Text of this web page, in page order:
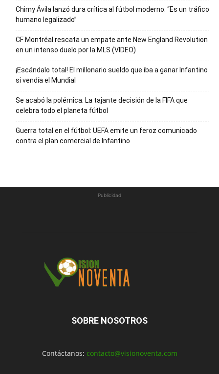
Chimy Ávila lanzó dura crítica al fútbol moderno: “Es un tráfico
humano legalizado”
CF Montréal rescata un empate ante New England Revolution
en un intenso duelo por la MLS (VIDEO)
¡Escándalo total! El millonario sueldo que iba a ganar Infantino
si vendía el Mundial
Se acabó la polémica: La tajante decisión de la FIFA que
celebra todo el planeta fútbol
Guerra total en el fútbol: UEFA emite un feroz comunicado
contra el plan comercial de Infantino
Publicidad
SOBRE NOSOTROS
Contáctanos: contacto@visionoventa.com